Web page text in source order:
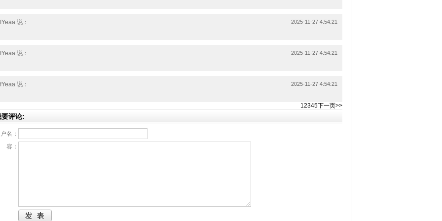
2025-11-27 4:54:21
说：
2025-11-27 4:54:21
说：
2025-11-27 4:54:21
说：
12345下一页>>
要评论:
名：
容：